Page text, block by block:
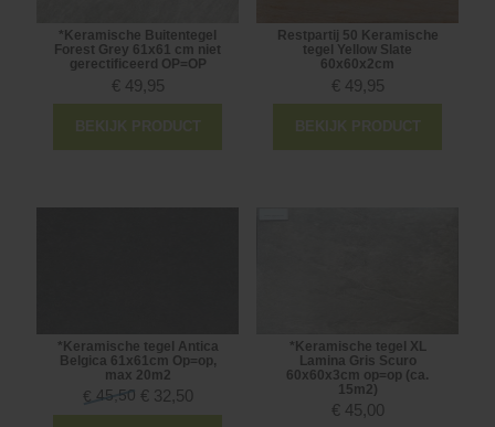
*Keramische Buitentegel
Forest Grey 61x61 cm niet
gerectificeerd OP=OP
€ 49,95
BEKIJK PRODUCT
Restpartij 50 Keramische
tegel Yellow Slate
60x60x2cm
€ 49,95
BEKIJK PRODUCT
*Keramische tegel Antica
Belgica 61x61cm Op=op,
max 20m2
€ 45,50 € 32,50
*Keramische tegel XL
Lamina Gris Scuro
60x60x3cm op=op (ca.
15m2)
€ 45,00